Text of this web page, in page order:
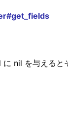
nil を与えると